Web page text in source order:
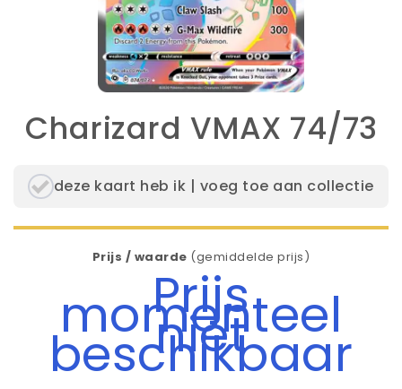
Charizard VMAX 74/73
deze kaart heb ik | voeg toe aan collectie
Prijs / waarde (gemiddelde prijs)
Prijs
momenteel
niet
beschikbaar